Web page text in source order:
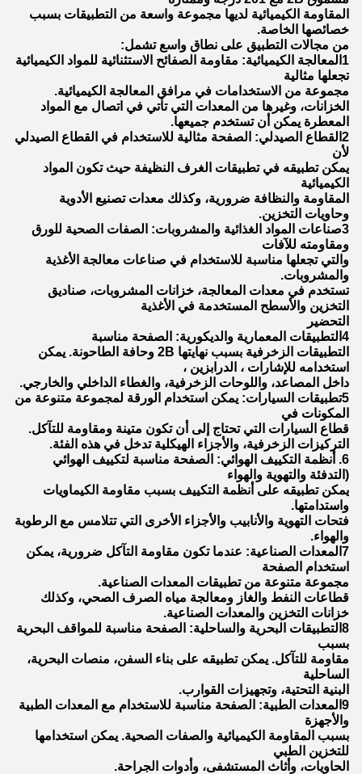
المقاومة الكيميائية لديها مجموعة واسعة من التطبيقات بسبب
خصائصها الخاصة.
من مجالات التطبيق على نطاق واسع تشمل:
1المعالجة الكيميائية: مقاومة الصفائح الاستثنائية للمواد الكيميائية
تجعلها مثالية
مجموعة من الاستخدامات في مرافق المعالجة الكيميائية.
الخزانات، وغيرها من المعدات التي تأتي في اتصال مع المواد
المعطرة يمكن أن تستخدم جميعها.
2القطاع الصيدلي: الصفحة مثالية للاستخدام في القطاع الصيدلي
لأن
يمكن تطبيقه في تطبيقات الغرف النظيفة حيث تكون المواد
الكيميائية
المقاومة والنظافة ضرورية، وكذلك معدات تصنيع الأدوية
وحاويات التخزين.
3صناعات المواد الغذائية والمشروبات: الصفات الصحية للورق
ومقاومته للآفات
والتي تجعلها مناسبة للاستخدام في صناعات معالجة الأغذية
والمشروبات.
تستخدم في معدات المعالجة، خزانات المشروبات، صناديق
التخزين والأسطح المستخدمة في الأغذية
التحضير
4التطبيقات المعمارية والديكورية: الصفحة مناسبة
التطبيقات الزخرفية بسبب نهايتها 2B وحافة الطاحونة. يمكن
استخدامه للإشارات ، الدرابزين ،
داخل المصاعد، واللوحات الزخرفية، والغطاء الداخلي والخارجي.
5تطبيقات السيارات: يمكن استخدام الورقة لمجموعة متنوعة من
المكونات في
قطاع السيارات التي تحتاج إلى أن تكون متينة ومقاومة للتآكل.
التركيزات الزخرفية، والأجزاء الهيكلية تدخل في هذه الفئة.
6. أنظمة التكييف الهوائي: الصفحة مناسبة لتكييف الهوائي
(التدفئة والتهوية والهواء
يمكن تطبيقه على أنظمة التكييف بسبب مقاومة الكيماويات
واستدامتها.
فتحات التهوية والأنابيب والأجزاء الأخرى التي تتلامس مع الرطوبة
والهواء.
7المعدات الصناعية: عندما تكون مقاومة التآكل ضرورية، يمكن
استخدام الصفحة
مجموعة متنوعة من تطبيقات المعدات الصناعية.
قطاعات النفط والغاز ومعالجة مياه الصرف الصحي، وكذلك
خزانات التخزين والمعدات الصناعية.
8التطبيقات البحرية والساحلية: الصفحة مناسبة للمواقف البحرية
بسبب
مقاومة للتآكل. يمكن تطبيقه على بناء السفن، منصات البحرية،
الساحلية
البنية التحتية، وتجهيزات القوارب.
9المعدات الطبية: الصفحة مناسبة للاستخدام مع المعدات الطبية
والأجهزة
بسبب المقاومة الكيميائية والصفات الصحية. يمكن استخدامها
للتخزين الطبي
الحاويات، وأثاث المستشفى، وأدوات الجراحة.